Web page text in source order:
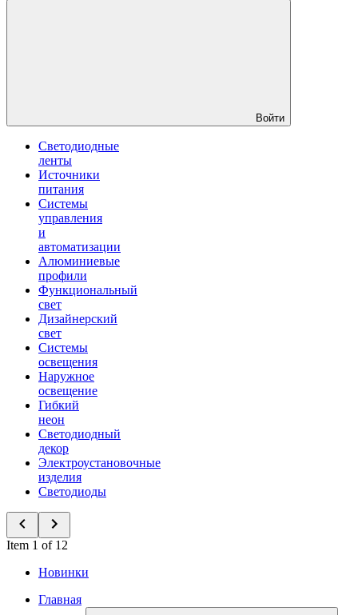
Войти
Светодиодные
ленты
Источники
питания
Системы
управления
и
автоматизации
Алюминиевые
профили
Функциональный
свет
Дизайнерский
свет
Системы
освещения
Наружное
освещение
Гибкий
неон
Светодиодный
декор
Электроустановочные
изделия
Светодиоды
Item 1 of 12
Новинки
Главная